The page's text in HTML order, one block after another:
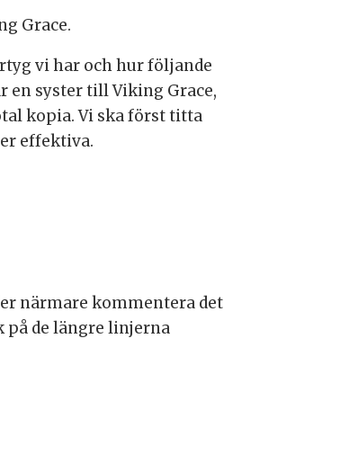
Grace.
vi har och hur följande
en syster till Viking Grace,
kopia. Vi ska först titta
effektiva.
närmare kommentera det
på de längre linjerna